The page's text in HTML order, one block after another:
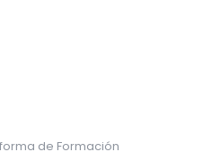
de Formación